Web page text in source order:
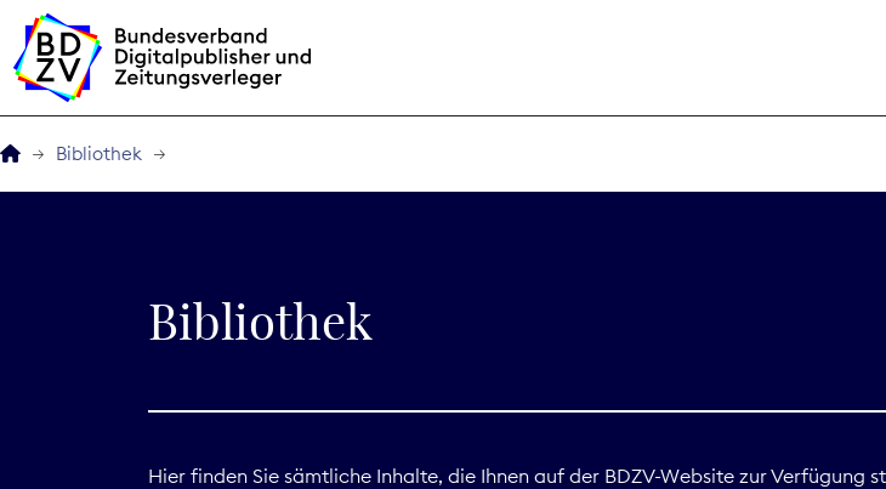
BDZVplus GmbH
Bibliothek
Bibliothek
Hier finden Sie sämtliche Inhalte, die Ihnen auf der BDZV-Website zur Verfügung